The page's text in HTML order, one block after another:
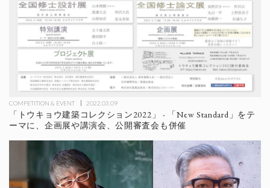
COMPETITION & EVENT 2022.03.09
「トウキョウ建築コレクション2022」 - 「New Standard」をテ
ーマに、企画展や講演会、公開審査会も併催